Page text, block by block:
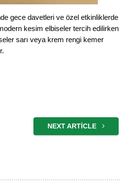
gece davetleri ve özel etkinliklerde
kesim elbiseler tercih edilirken
sarı veya krem rengi kemer
NEXT ARTICLE